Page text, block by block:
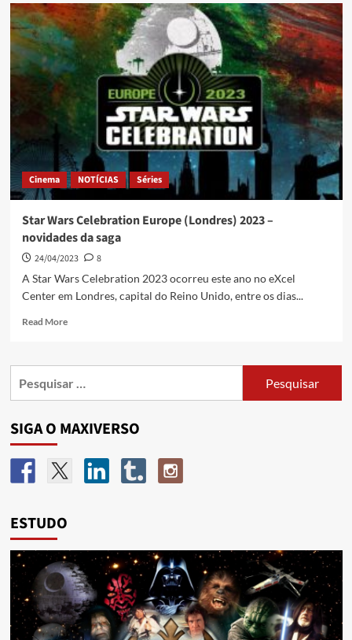
Cinema NOTÍCIAS Séries
Star Wars Celebration Europe (Londres) 2023 –
novidades da saga
24/04/2023
8
A Star Wars Celebration 2023 ocorreu este ano no eXcel
Center em Londres, capital do Reino Unido, entre os dias...
Read More
SIGA O MAXIVERSO
ESTUDO